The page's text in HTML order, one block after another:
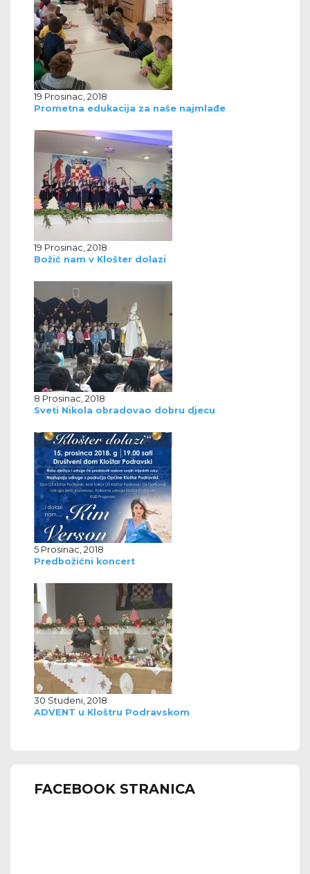
19 Prosinac, 2018
Prometna edukacija za naše najmlađe
19 Prosinac, 2018
Božić nam v Klošter dolazi
8 Prosinac, 2018
Sveti Nikola obradovao dobru djecu
5 Prosinac, 2018
Predbožićni koncert
30 Studeni, 2018
ADVENT u Kloštru Podravskom
FACEBOOK STRANICA